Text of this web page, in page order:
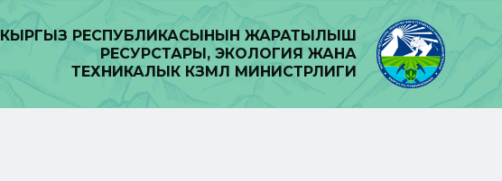
КЫРГЫЗ РЕСПУБЛИКАСЫНЫН ЖАРАТЫЛЫШ
РЕСУРСТАРЫ, ЭКОЛОГИЯ ЖАНА
ТЕХНИКАЛЫК КӨЗӨМӨЛ МИНИСТРЛИГИ